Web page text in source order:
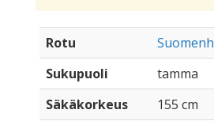
Rotu
Sukupuoli
tamma
Säkäkorkeus
155 cm